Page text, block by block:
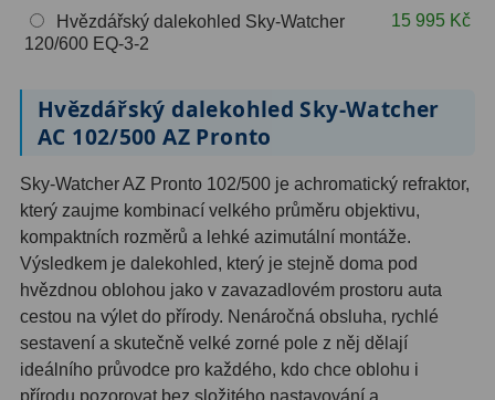
Barevné66
Barlow 2x 38
Barlow 3x12
Barlow 4x3
Barlow 5x8
Převracecí4
Hledáčky28
Hvězdářský dalekohled Sky-Watcher
120/600 EQ-3-2
15 995 Kč
Hvězdářský dalekohled Sky-Watcher
AC 102/500 AZ Pronto
Sky-Watcher AZ Pronto 102/500 je achromatický refraktor,
který zaujme kombinací velkého průměru objektivu,
kompaktních rozměrů a lehké azimutální montáže.
Výsledkem je dalekohled, který je stejně doma pod
hvězdnou oblohou jako v zavazadlovém prostoru auta
cestou na výlet do přírody. Nenáročná obsluha, rychlé
sestavení a skutečně velké zorné pole z něj dělají
ideálního průvodce pro každého, kdo chce oblohu i